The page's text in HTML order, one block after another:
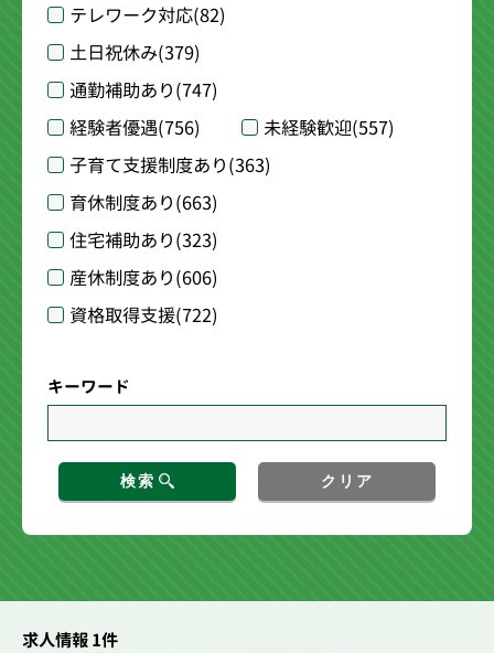
テレワーク対応(82)
土日祝休み(379)
通勤補助あり(747)
経験者優遇(756) 未経験歓迎(557)
子育て支援制度あり(363)
育休制度あり(663)
住宅補助あり(323)
産休制度あり(606)
資格取得支援(722)
キーワード
検索 クリア
求人情報 1件